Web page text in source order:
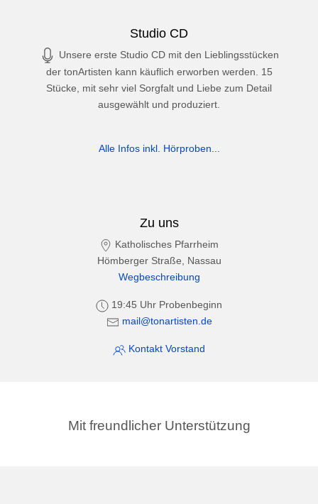
Studio CD
Unsere erste Studio CD mit den Lieblingsstücken
der tonArtisten kann käuflich erworben werden. 15
Stücke, mit sehr viel Sorgfalt und Liebe zum Detail
ausgewählt und produziert.
Alle Infos inkl. Hörproben...
Zu uns
Katholisches Pfarrheim
Hömberger Straße, Nassau
Wegbeschreibung
19:45 Uhr Probenbeginn
mail@tonartisten.de
Kontakt Vorstand
Mit freundlicher Unterstützung